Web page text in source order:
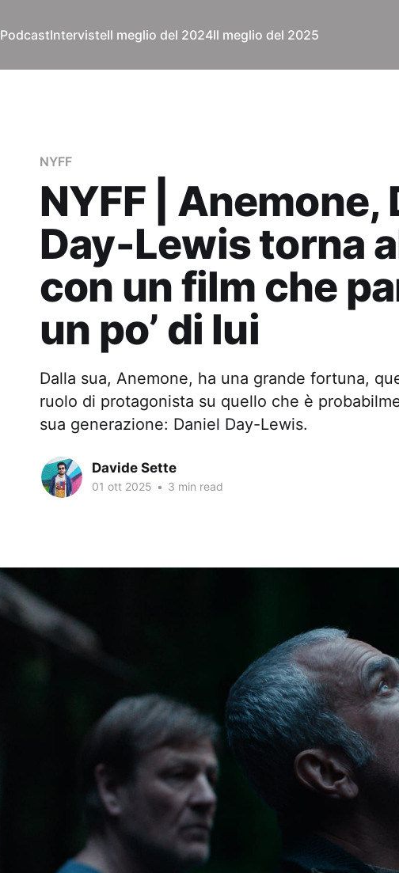
PodcastIntervisteIl meglio del 2024Il meglio del 2025
NYFF
NYFF | Anemone,
Day-Lewis torna
con un film che
un po’ di lui
Dalla sua, Anemone, ha una grande fortuna,
ruolo di protagonista su quello che è
sua generazione: Daniel Day-Lewis.
Davide Sette
01 ott 2025 • 3 min read